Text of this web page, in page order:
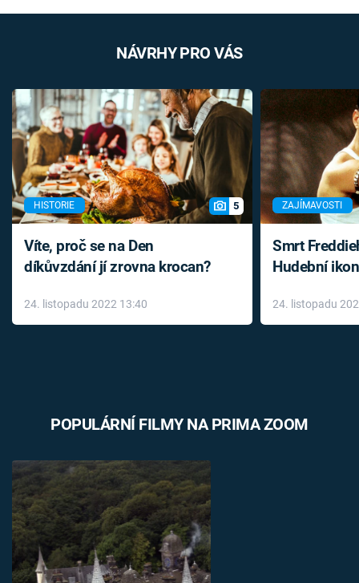
NÁVRHY PRO VÁS
HISTORIE 5
Víte, proč se na Den
díkůvzdání jí zrovna krocan?
24. listopadu 2022 13:40
ZAJÍMAVOSTI
Smrt
Hudební
léky
24. listopadu
POPULÁRNÍ FILMY NA PRIMA ZOOM